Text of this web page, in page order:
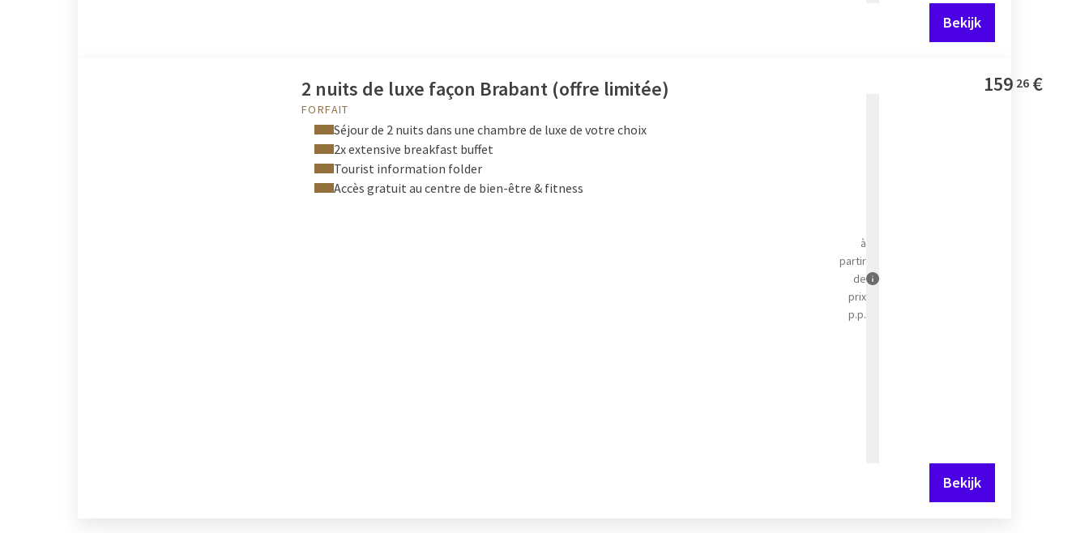
Bekijk
2 nuits de luxe façon Brabant (offre limitée)
FORFAIT
Séjour de 2 nuits dans une chambre de luxe de votre choix
2x extensive breakfast buffet
Tourist information folder
Accès gratuit au centre de bien-être & fitness
159 26 €
à
partir
de
prix
p.p.
Bekijk